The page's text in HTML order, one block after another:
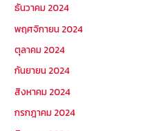
ธันวาคม 2024
พฤศจิกายน 2024
ตุลาคม 2024
กันยายน 2024
สิงหาคม 2024
กรกฎาคม 2024